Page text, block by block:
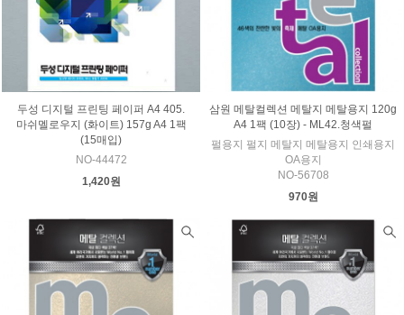
두성 디지털 프린팅 페이퍼 A4 405.
마쉬멜로우지 (화이트) 157g A4 1팩
(15매입)
NO-44472
1,420원
삼원 메탈컬렉션 메탈지 메탈용지 120g
A4 1팩 (10장) - ML42.청색펄
펄용지 펄지 메탈지 메탈용지 인쇄용지
OA용지
NO-56708
970원